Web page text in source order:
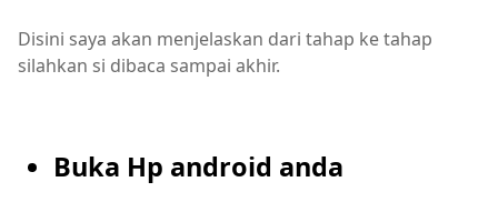
Disini saya akan menjelaskan dari tahap ke tahap
silahkan si dibaca sampai akhir.
Buka Hp android anda